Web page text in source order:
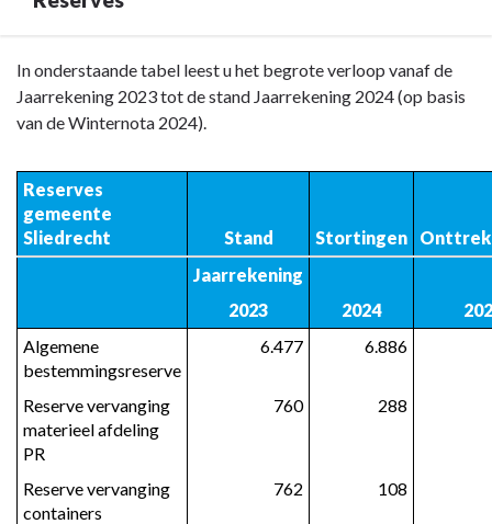
Terug
naar
navigatie
Financieel
Reserves
In onderstaande tabel leest u het begrote verloop vanaf de
Jaarrekening 2023 tot de stand Jaarrekening 2024 (op basis
van de Winternota 2024).
Reserves
gemeente
Sliedrecht
Stand Stortingen
Jaarrekening
2023
2024
Algemene
bestemmingsreserve
6.477 6.886
Reserve vervanging
materieel afdeling
PR
760 288
Reserve vervanging
containers
762 108